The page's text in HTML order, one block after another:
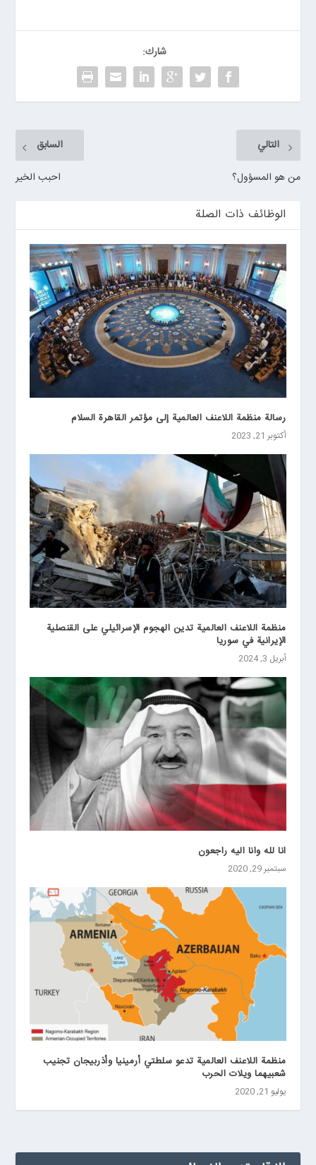
شارك:
السابق
احبب الخير
التالي
من هو المسؤول؟
الوظائف ذات الصلة
رسالة منظمة اللاعنف العالمية إلى مؤتمر القاهرة السلام
أكتوبر 21, 2023
منظمة اللاعنف العالمية تدين الهجوم الإسرائيلي على القنصلية
الإيرانية في سوريا
أبريل 3, 2024
انا لله وانا اليه راجعون
سبتمبر 29, 2020
منظمة اللاعنف العالمية تدعو سلطتي أرمينيا وأذربيجان تجنيب
شعبيهما ويلات الحرب
يوليو 21, 2020